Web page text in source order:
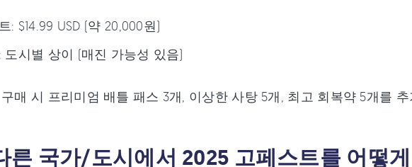
: $14.99 USD (약 20,000원)
도시별 상이 (매진 가능성 있음)
매 시 프리미엄 배틀 패스 3개, 이상한 사탕 5개, 최고 회복약 5개를
른 국가/도시에서 2025 고페스트를 어떻